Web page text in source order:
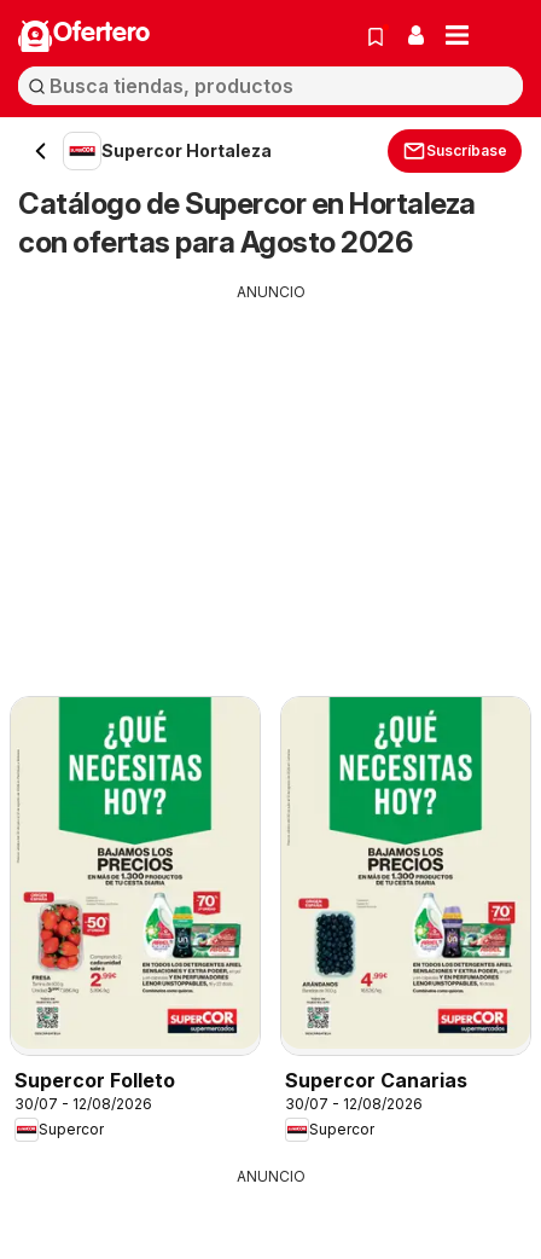
Ofertero
Supercor Hortaleza Suscríbase
Catálogo de Supercor en Hortaleza
con ofertas para Agosto 2026
ANUNCIO
Supercor Folleto
30/07 - 12/08/2026
Supercor
Supercor Canarias
30/07 - 12/08/2026
Supercor
ANUNCIO